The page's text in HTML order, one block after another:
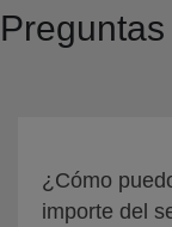
¿Cómo
importe del